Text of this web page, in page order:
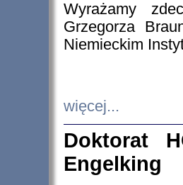
Wyrażamy
Grzegorza
Niemieckim
więcej...
Doktorat
Engelking